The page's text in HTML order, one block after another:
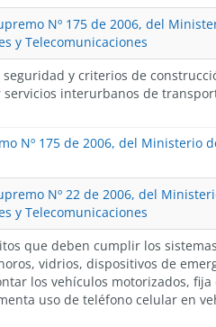
Nº 175 de 2006, del
y Telecomunicaciones
seguridad y criterios de
servicios interurbanos de
Nº 175 de 2006, del Ministerio
Nº 22 de 2006, del
y Telecomunicaciones
que deben cumplir los
vidrios, dispositivos de
los vehículos motorizados, fija
uso de teléfono celular en